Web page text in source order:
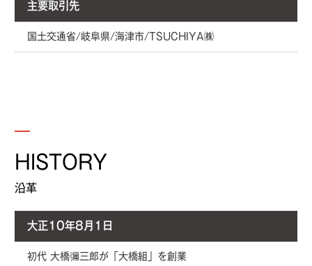
主要取引先
国土交通省/岐阜県/海津市/TSUCHIYA㈱
HISTORY
沿革
大正10年8月1日
初代 大橋彌三郎が「大橋組」を創業